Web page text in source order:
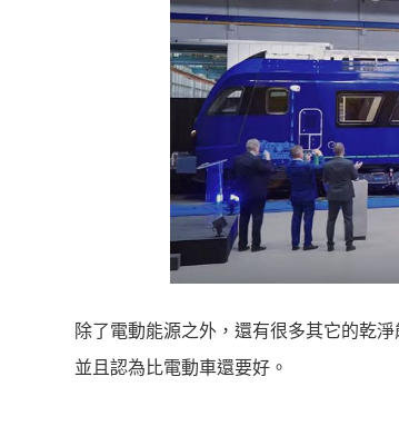
除了電動能源之外，還有很多其它的乾
並且認為比電動車還要好。